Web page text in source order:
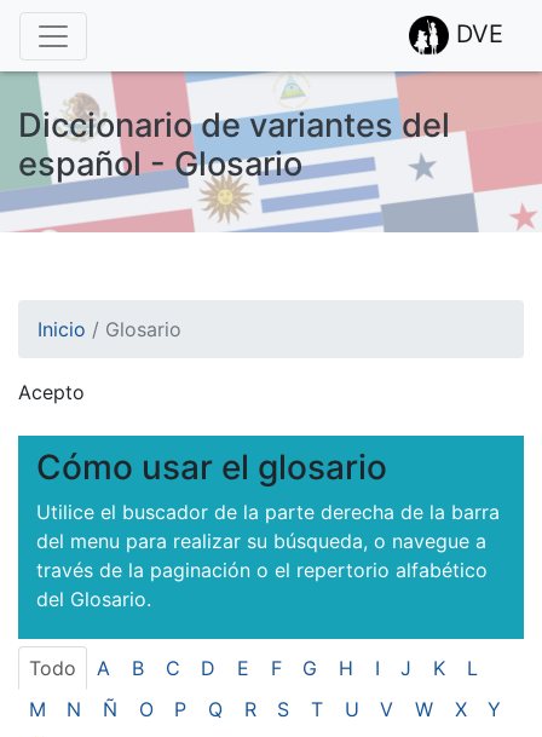
DVE
Diccionario de variantes del
español - Glosario
Inicio / Glosario
Acepto
Esto nos ayuda a recolectar estadísticas de las visitas.
Cómo usar el glosario
Utilice el buscador de la parte derecha de la barra
del menu para realizar su búsqueda, o navegue a
través de la paginación o el repertorio alfabético
del Glosario.
Todo A B C D E F G H I J K
L
M
N Ñ O P Q R S T U V W X
Y